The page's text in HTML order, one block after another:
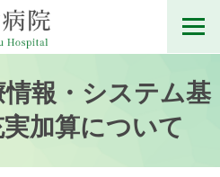
報・システム基
加算について